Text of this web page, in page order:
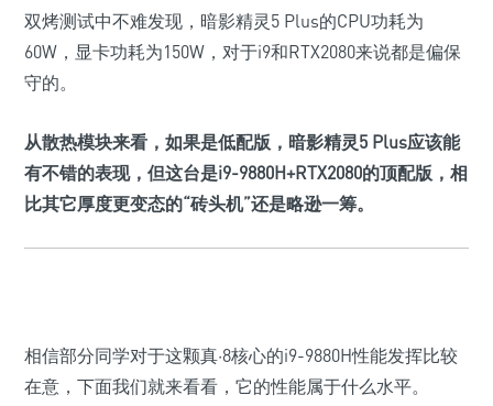
双烤测试中不难发现，暗影精灵5 Plus的CPU功耗为
60W，显卡功耗为150W，对于i9和RTX2080来说都是偏保
守的。
从散热模块来看，如果是低配版，暗影精灵5 Plus应该能
有不错的表现，但这台是i9-9880H+RTX2080的顶配版，相
比其它厚度更变态的“砖头机”还是略逊一筹。
相信部分同学对于这颗真·8核心的i9-9880H性能发挥比较
在意，下面我们就来看看，它的性能属于什么水平。